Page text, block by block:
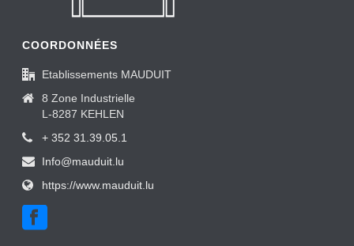
COORDONNÉES
Etablissements MAUDUIT
8 Zone Industrielle
L-8287 KEHLEN
+ 352 31.39.05.1
Info@mauduit.lu
https://www.mauduit.lu